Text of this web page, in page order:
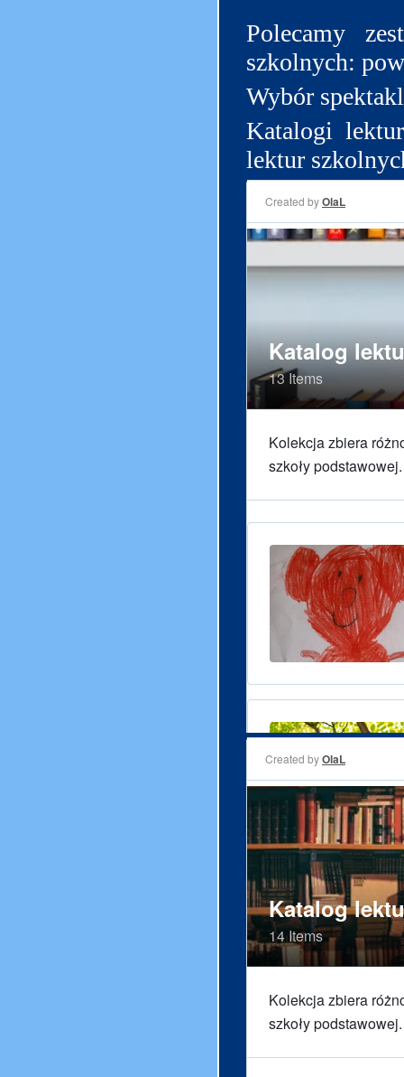
Polecamy
szkolnych:
Wybór
Katalogi
lektur